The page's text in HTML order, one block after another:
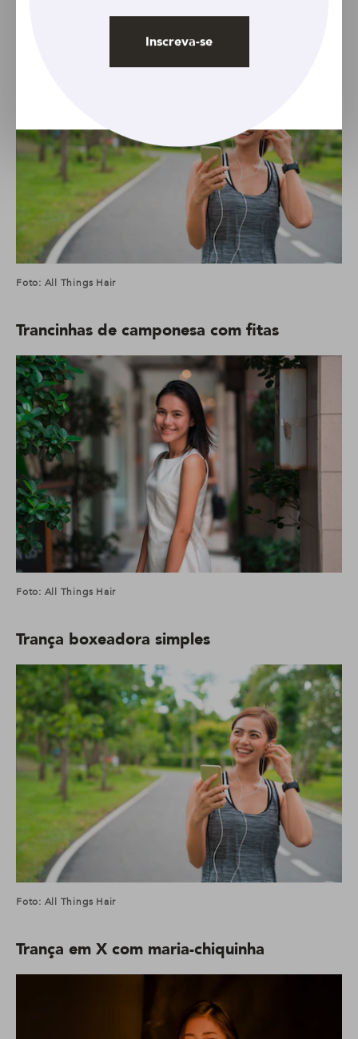
Foto: All Things Hair
Trancinhas de camponesa com fitas
Foto: All Things Hair
Trança boxeadora simples
Foto: All Things Hair
Trança em X com maria-chiquinha
Inscreva-se